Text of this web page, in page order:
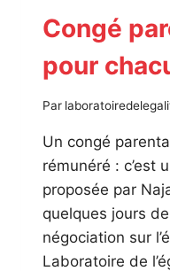
Congé
pour
Par
Un congé
rémunéré : c’est
proposée par
quelques jours
négociation sur
Laboratoire de